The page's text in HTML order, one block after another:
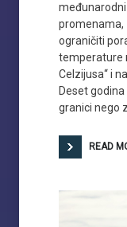
promenama,
ograničiti
temperature
Celzijusa“ i
Deset
granici nego
READ